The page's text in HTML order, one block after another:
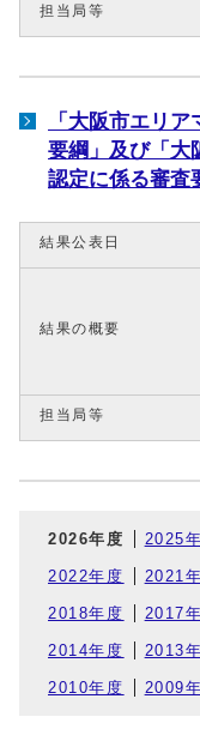
担当局等
「大阪市エリ
要綱」及び「大
認定に係る審査
結果公表日
結果の概要
担当局等
2026年度 2025
2022年度 2021
2018年度 2017
2014年度 2013
2010年度 2009